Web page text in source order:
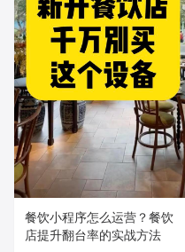
餐饮小程序怎么运营？餐饮
店提升翻台率的实战方法